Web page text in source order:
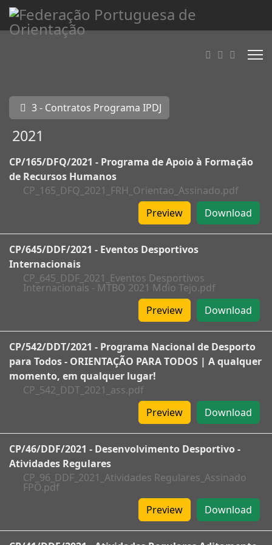
3 - Contratos Programa IPDJ
2021
CP/165/DFQ/2021 - Programa de Apoio à Formação
de Recursos Humanos
CP_165_DFQ_2021_FRH_Orientao_Assinado.pdf
Download
Preview
CP/645/DDF/2021 - Eventos Desportivos
Internacionais
CP_645_DDF_2021_Eventos Desportivos
Internacionais - MTBO 2021 Mdio Tejo.pdf
Download
Preview
CP/542/DDT/2021 - Programa Nacional de Desporto
para Todos - ORIENTAÇÃO PARA TODOS | A qualquer
momento, em qualquer lugar!
CP_542_DDT_2021_ass.pdf
Download
Preview
CP/46/DDF/2021 - Desenvolvimento Desportivo -
Atividades Regulares
CP_96_DDF_2021_Atividades Regulares_Assinado
FPO.pdf
Download
Preview